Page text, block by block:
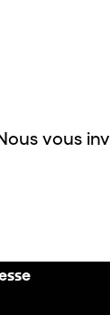
vous